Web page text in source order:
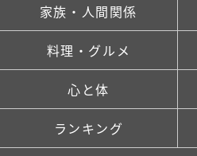
家族・人間関係
料理・グルメ
心と体
ランキング